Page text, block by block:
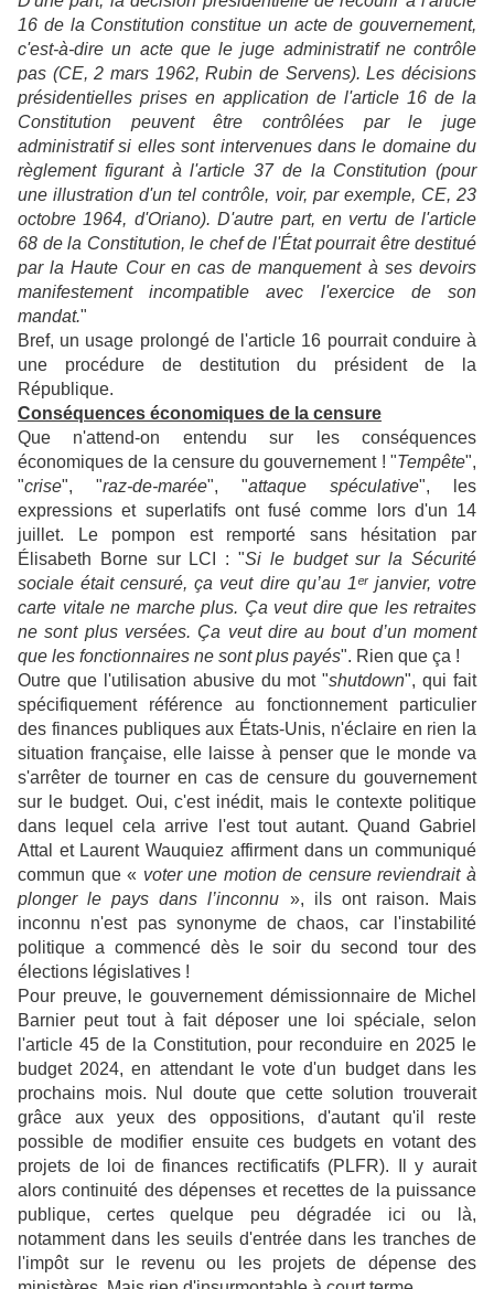
16 de la Constitution constitue un acte de gouvernement,
c'est-à-dire un acte que le juge administratif ne contrôle
pas (CE, 2 mars 1962, Rubin de Servens). Les décisions
présidentielles prises en application de l'article 16 de la
Constitution peuvent être contrôlées par le juge
administratif si elles sont intervenues dans le domaine du
règlement figurant à l'article 37 de la Constitution (pour
une illustration d'un tel contrôle, voir, par exemple, CE, 23
octobre 1964, d'Oriano). D'autre part, en vertu de l'article
68 de la Constitution, le chef de l'État pourrait être destitué
par la Haute Cour en cas de manquement à ses devoirs
manifestement incompatible avec l'exercice de son
mandat."
Bref, un usage prolongé de l'article 16 pourrait conduire à
une procédure de destitution du président de la
République.
Conséquences économiques de la censure
Que n'attend-on entendu sur les conséquences
économiques de la censure du gouvernement ! "Tempête",
"crise", "raz-de-marée", "attaque spéculative", les
expressions et superlatifs ont fusé comme lors d'un 14
juillet. Le pompon est remporté sans hésitation par
Élisabeth Borne sur LCI : "Si le budget sur la Sécurité
sociale était censuré, ça veut dire qu’au 1ᵉʳ janvier, votre
carte vitale ne marche plus. Ça veut dire que les retraites
ne sont plus versées. Ça veut dire au bout d’un moment
que les fonctionnaires ne sont plus payés". Rien que ça !
Outre que l'utilisation abusive du mot "shutdown", qui fait
spécifiquement référence au fonctionnement particulier
des finances publiques aux États-Unis, n'éclaire en rien la
situation française, elle laisse à penser que le monde va
s'arrêter de tourner en cas de censure du gouvernement
sur le budget. Oui, c'est inédit, mais le contexte politique
dans lequel cela arrive l'est tout autant. Quand Gabriel
Attal et Laurent Wauquiez affirment dans un communiqué
commun que « voter une motion de censure reviendrait à
plonger le pays dans l’inconnu », ils ont raison. Mais
inconnu n'est pas synonyme de chaos, car l'instabilité
politique a commencé dès le soir du second tour des
élections législatives !
Pour preuve, le gouvernement démissionnaire de Michel
Barnier peut tout à fait déposer une loi spéciale, selon
l'article 45 de la Constitution, pour reconduire en 2025 le
budget 2024, en attendant le vote d'un budget dans les
prochains mois. Nul doute que cette solution trouverait
grâce aux yeux des oppositions, d'autant qu'il reste
possible de modifier ensuite ces budgets en votant des
projets de loi de finances rectificatifs (PLFR). Il y aurait
alors continuité des dépenses et recettes de la puissance
publique, certes quelque peu dégradée ici ou là,
notamment dans les seuils d'entrée dans les tranches de
l'impôt sur le revenu ou les projets de dépense des